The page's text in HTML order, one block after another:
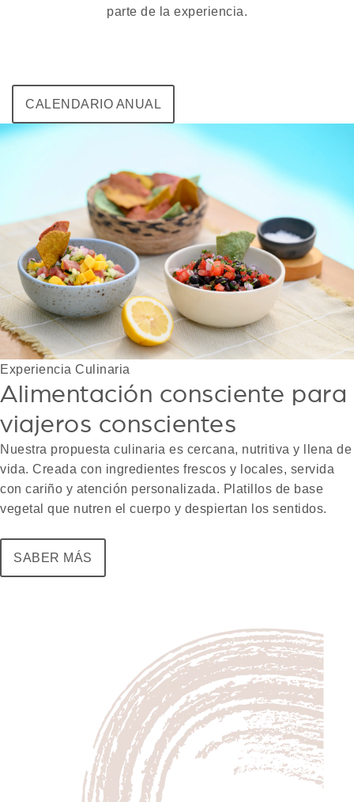
parte de la experiencia.
CALENDARIO ANUAL
Experiencia Culinaria
Alimentación consciente para
viajeros conscientes
Nuestra propuesta culinaria es cercana, nutritiva y llena de
vida. Creada con ingredientes frescos y locales, servida
con cariño y atención personalizada. Platillos de base
vegetal que nutren el cuerpo y despiertan los sentidos.
SABER MÁS